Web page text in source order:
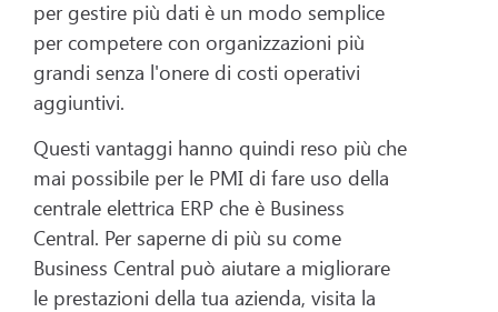
per gestire più dati è un modo semplice
per competere con organizzazioni più
grandi senza l'onere di costi operativi
aggiuntivi.
Questi vantaggi hanno quindi reso più che
mai possibile per le PMI di fare uso della
centrale elettrica ERP che è Business
Central. Per saperne di più su come
Business Central può aiutare a migliorare
le prestazioni della tua azienda, visita la